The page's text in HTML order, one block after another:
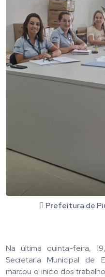
Prefeitura de
Na última quinta-feira,
Secretaria Municipal de
marcou o início dos